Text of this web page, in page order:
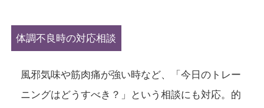
体調不良時の対応相談
風邪気味や筋肉痛が強い時など、「今日のトレー
ニングはどうすべき？」という相談にも対応。的